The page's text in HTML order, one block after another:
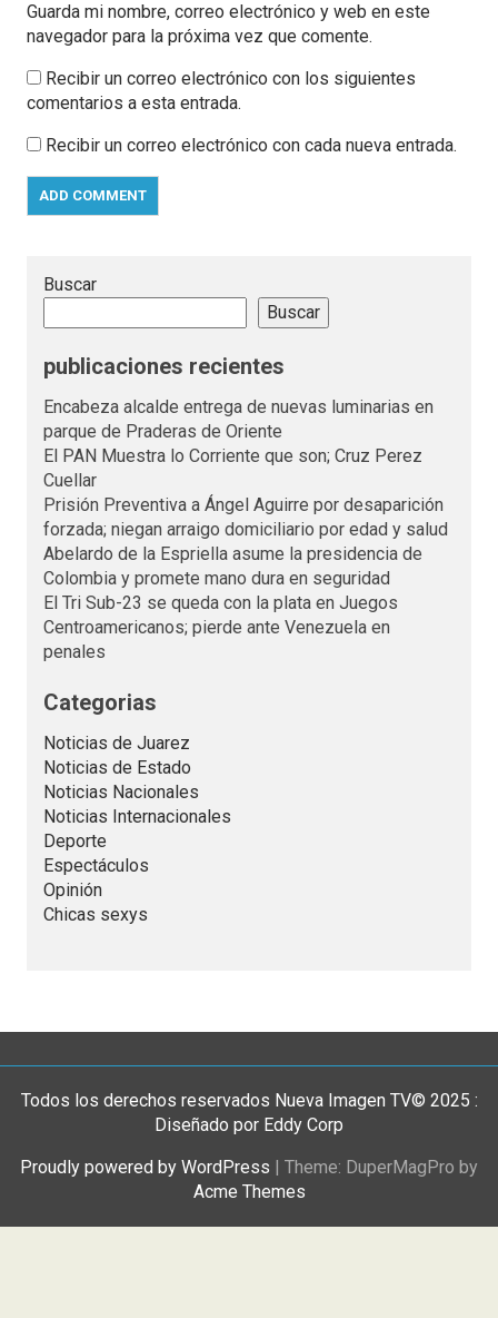
Guarda mi nombre, correo electrónico y web en este
navegador para la próxima vez que comente.
Recibir un correo electrónico con los siguientes
comentarios a esta entrada.
Recibir un correo electrónico con cada nueva entrada.
Buscar
Buscar
publicaciones recientes
Encabeza alcalde entrega de nuevas luminarias en
parque de Praderas de Oriente
El PAN Muestra lo Corriente que son; Cruz Perez
Cuellar
Prisión Preventiva a Ángel Aguirre por desaparición
forzada; niegan arraigo domiciliario por edad y salud
Abelardo de la Espriella asume la presidencia de
Colombia y promete mano dura en seguridad
El Tri Sub-23 se queda con la plata en Juegos
Centroamericanos; pierde ante Venezuela en
penales
Categorias
Noticias de Juarez
Noticias de Estado
Noticias Nacionales
Noticias Internacionales
Deporte
Espectáculos
Opinión
Chicas sexys
Todos los derechos reservados Nueva Imagen TV© 2025 :
Diseñado por Eddy Corp
Proudly powered by WordPress
Theme: DuperMagPro by
Acme Themes